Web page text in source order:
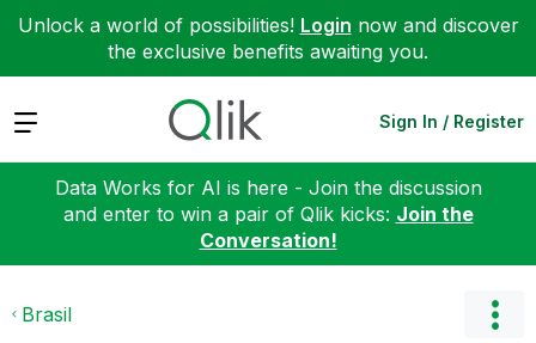
Unlock a world of possibilities! Login now and discover
the exclusive benefits awaiting you.
Expand Sign In / Register
Data Works for AI is here - Join the discussion
and enter to win a pair of Qlik kicks: Join the
Conversation!
Brasil